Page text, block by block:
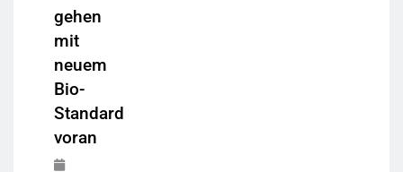
gehen
mit
neuem
Bio-
Standard
voran